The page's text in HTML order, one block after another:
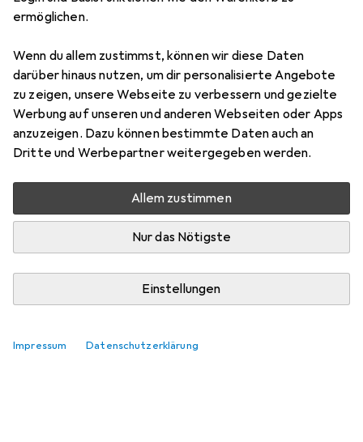
ermöglichen.
Wenn du allem zustimmst, können wir diese Daten
darüber hinaus nutzen, um dir personalisierte Angebote
zu zeigen, unsere Webseite zu verbessern und gezielte
Werbung auf unseren und anderen Webseiten oder Apps
anzuzeigen. Dazu können bestimmte Daten auch an
Dritte und Werbepartner weitergegeben werden.
Allem zustimmen
Nur das Nötigste
Einstellungen
Impressum Datenschutzerklärung
1 x 8GB, 1600 MHz, DDR3-RAM, SO-DIMM
Preis in EUR inkl. MwSt.
Bewertungen Marke
Mehr von
Memorysolution
Mi, 12.8. geliefert
Mehr als 10 Stück an Lager beim Lieferanten
Lieferort angeben für genaue Lieferzeit
In den Warenkorb